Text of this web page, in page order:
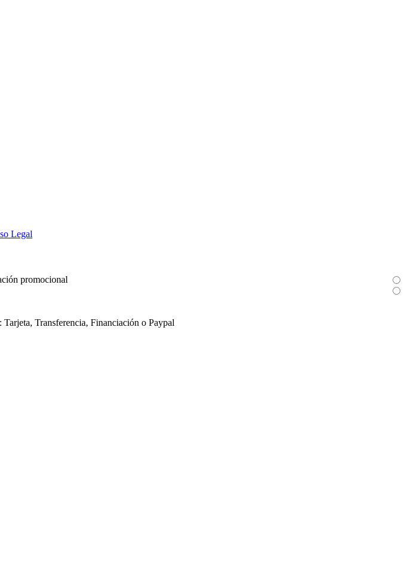
Legal
promocional
Transferencia, Financiación o Paypal